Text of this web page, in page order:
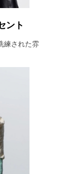
ント
練された雰